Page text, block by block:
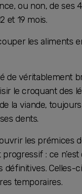
ou non, de ses
et 19 mois.
les aliments
de véritablement
le croquant des
la viande,
dents.
les prémices
: ce n’est
définitives.
temporaires.